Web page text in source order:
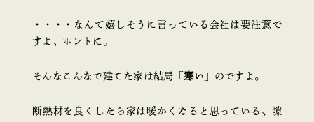
・・・・なんて嬉しそうに言っている会社は要注意で
すよ、ホントに。
そんなこんなで建てた家は結局「寒い 」のですよ。
断熱材を良くしたら家は暖かくなると思っている、隙